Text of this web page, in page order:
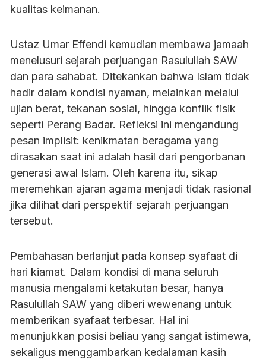
kualitas keimanan.
Ustaz Umar Effendi kemudian membawa jamaah
menelusuri sejarah perjuangan Rasulullah SAW
dan para sahabat. Ditekankan bahwa Islam tidak
hadir dalam kondisi nyaman, melainkan melalui
ujian berat, tekanan sosial, hingga konflik fisik
seperti Perang Badar. Refleksi ini mengandung
pesan implisit: kenikmatan beragama yang
dirasakan saat ini adalah hasil dari pengorbanan
generasi awal Islam. Oleh karena itu, sikap
meremehkan ajaran agama menjadi tidak rasional
jika dilihat dari perspektif sejarah perjuangan
tersebut.
Pembahasan berlanjut pada konsep syafaat di
hari kiamat. Dalam kondisi di mana seluruh
manusia mengalami ketakutan besar, hanya
Rasulullah SAW yang diberi wewenang untuk
memberikan syafaat terbesar. Hal ini
menunjukkan posisi beliau yang sangat istimewa,
sekaligus menggambarkan kedalaman kasih